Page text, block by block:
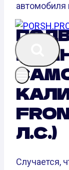
Л.С.)
Случается,